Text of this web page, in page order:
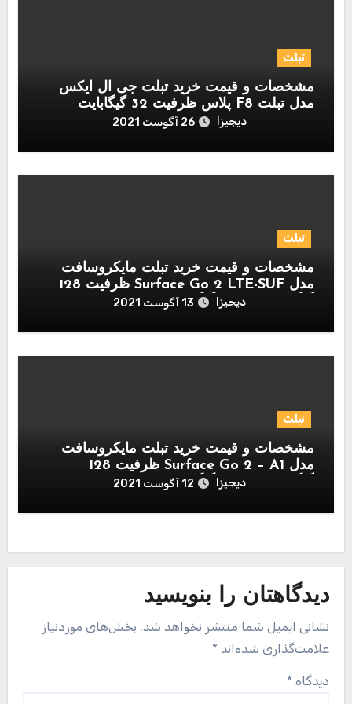
تبلت
مشخصات و قیمت خرید تبلت جی ال ایکس
مدل تبلت F8 پلاس ظرفیت 32 گیگابایت
دیجیزا 26 آگوست 2021
تبلت
مشخصات و قیمت خرید تبلت مایکروسافت
مدل Surface Go 2 LTE-SUF ظرفیت 128
گیگابایت و رم 8 گیگابایت
دیجیزا 13 آگوست 2021
تبلت
مشخصات و قیمت خرید تبلت مایکروسافت
مدل Surface Go 2 – A1 ظرفیت 128
گیگابایت و رم 8 گیگابایت
دیجیزا 12 آگوست 2021
دیدگاهتان را بنویسید
نشانی ایمیل شما منتشر نخواهد شد. بخش‌های موردنیاز
علامت‌گذاری شده‌اند *
دیدگاه *